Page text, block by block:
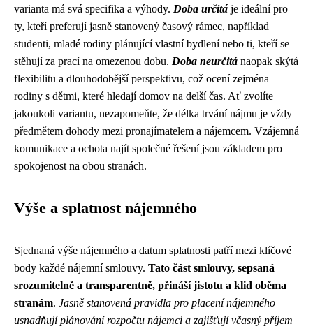
varianta má svá specifika a výhody. Doba určitá je ideální pro
ty, kteří preferují jasně stanovený časový rámec, například
studenti, mladé rodiny plánující vlastní bydlení nebo ti, kteří se
stěhují za prací na omezenou dobu. Doba neurčitá naopak skýtá
flexibilitu a dlouhodobější perspektivu, což ocení zejména
rodiny s dětmi, které hledají domov na delší čas. Ať zvolíte
jakoukoli variantu, nezapomeňte, že délka trvání nájmu je vždy
předmětem dohody mezi pronajímatelem a nájemcem. Vzájemná
komunikace a ochota najít společné řešení jsou základem pro
spokojenost na obou stranách.
Výše a splatnost nájemného
Sjednaná výše nájemného a datum splatnosti patří mezi klíčové
body každé nájemní smlouvy. Tato část smlouvy, sepsaná
srozumitelně a transparentně, přináší jistotu a klid oběma
stranám. Jasně stanovená pravidla pro placení nájemného
usnadňují plánování rozpočtu nájemci a zajišťují včasný příjem